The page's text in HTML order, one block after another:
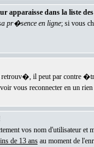
dans la liste
pr�sence en ligne; si vous
retrouv�, il peut par contre
vous reconnecter en un rien
vos nom d'utilisateur
de 13 ansau moment de